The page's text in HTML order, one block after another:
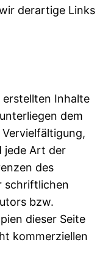
derartige Links
erstellten Inhalte
dem
jede Art der
des
schriftlichen
bzw.
dieser Seite
kommerziellen